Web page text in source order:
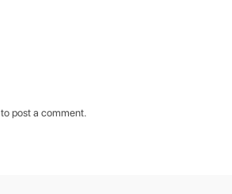
to post a comment.